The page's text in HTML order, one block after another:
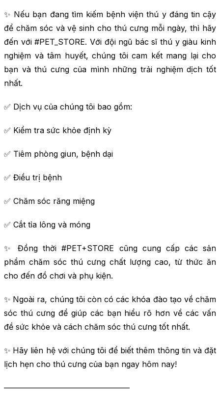
✨ Nếu bạn đang tìm kiếm bệnh viện thú y đáng tin cậy
để chăm sóc và vệ sinh cho thú cưng mỗi ngày, thì hãy
đến với #PET_STORE. Với đội ngũ bác sĩ thú y giàu kinh
nghiệm và tâm huyết, chúng tôi cam kết mang lại cho
bạn và thú cưng của mình những trải nghiệm dịch tốt
nhất.
✅ Dịch vụ của chúng tôi bao gồm:
✅ Kiểm tra sức khỏe định kỳ
✅ Tiêm phòng giun, bệnh dại
✅ Điều trị bệnh
✅ Chăm sóc răng miệng
✅ Cắt tỉa lông và móng
✨ Đồng thời #PET+STORE cũng cung cấp các sản
phẩm chăm sóc thú cưng chất lượng cao, từ thức ăn
cho đến đồ chơi và phụ kiện.
✨ Ngoài ra, chúng tôi còn có các khóa đào tạo về chăm
sóc thú cưng để giúp các bạn hiểu rõ hơn về các vấn
đề sức khỏe và cách chăm sóc thú cưng tốt nhất.
✨ Hãy liên hệ với chúng tôi để biết thêm thông tin và đặt
lịch hẹn cho thú cưng của bạn ngay hôm nay!
————————————————